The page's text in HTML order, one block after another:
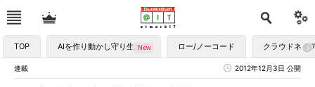
TOP AIを作り動かし守り生かす ロー/ノーコード クラウドネイ
連載 2012年12月3日 公開